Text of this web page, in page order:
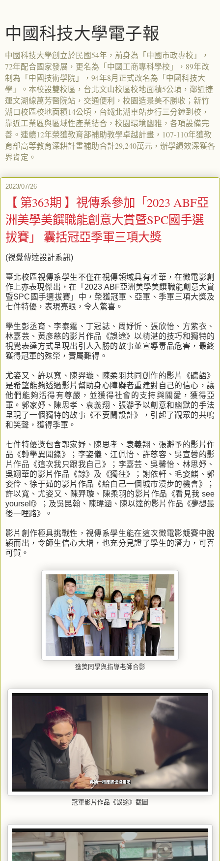
中國科技大學電子報
中國科技大學創立於民國54年，前身為「中國市政專校」，
72年配合國家發展，更名為「中國工商專科學校」，89年改
制為「中國技術學院」，94年8月正式改名為「中國科技大
學」。本校設雙校區，台北文山校區校地面積5公頃，鄰近捷
運文湖線萬芳醫院站，交通便利，校園造景美不勝收；新竹
湖口校區校地面積14公頃，台鐵北湖車站步行三分鐘到校，
靠近工業區與區域性產業結合，校園環境幽雅，各項設備完
善。連續12年榮獲教育部補助教學卓越計畫，107-110年獲教
育部高等教育深耕計畫補助合計29,240萬元，辦學績效深獲各
界肯定。
2023/07/26
【 第363期 】視傳系參加「2023 ABF亞
洲美學美饌職能創意大賞暨SPC國手選
拔賽」 囊括冠亞季軍三項大獎
(視覺傳達設計系訊)
臺北校區視傳系學生不僅在視傳領域具有才華，在微電影創
作上亦表現傑出，在「2023 ABF亞洲美學美饌職能創意大賞
暨SPC國手選拔賽」中，榮獲冠軍、亞軍、季軍三項大獎及
七件特優，表現亮眼，令人驚喜。
學生彭丞育、李泰霆、丁冠誌、周妤忻、張欣怡、方紫衣、
林嘉芸、黃彥慈的影片作品《誤途》以精湛的技巧和獨特的
視覺表達方式呈現出引人入勝的故事並宣導毒品危害，最終
獲得冠軍的殊榮，實屬難得。
尤姿又、許以寬、陳羿璇、陳柔羽共同創作的影片《聽語》
是希望能夠透過影片幫助身心障礙者重建對自己的信心，讓
他們能夠活得有尊嚴，並獲得社會的支持與關愛，獲得亞
軍。郭家妤、陳思孝、袁義翔、張瀞予以創意和幽默的手法
呈現了一個獨特的故事《不要鬧設計》，引起了觀眾的共鳴
和笑聲，獲得季軍。
七件特優獎包含郭家妤、陳思孝、袁義翔、張瀞予的影片作
品《轉學異聞錄》；李姿儀、江佩怡、許慈容、吳宣蓉的影
片作品《這次我只跟我自己》；李嘉芸、吳馨怡、林思妤、
吳翊華的影片作品《諒》及《獨往》；謝依軒、毛姿麒、郭
姿伶、徐于茹的影片作品《給自己一個城市漫步的機會》；
許以寬、尤姿又、陳羿璇、陳柔羽的影片作品《看見我 see
yourself》；及吳昆翰、陳瑋涵、陳以達的影片作品《夢想最
後一哩路》。
影片創作極具挑戰性，視傳系學生能在這次微電影競賽中脫
穎而出，令師生信心大增，也充分見證了學生的潛力，可喜
可賀。
獲獎同學與指導老師合影
冠軍影片作品《誤途》截圖